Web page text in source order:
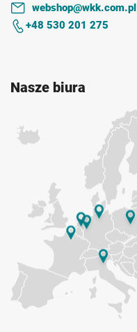
webshop@wkk.com.pl
+48 530 201 275
Nasze biura